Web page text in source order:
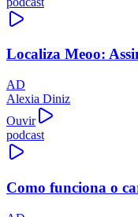
Localiza Meoo:
AD
Alexia Diniz
Ouvir
podcast
Como funciona o